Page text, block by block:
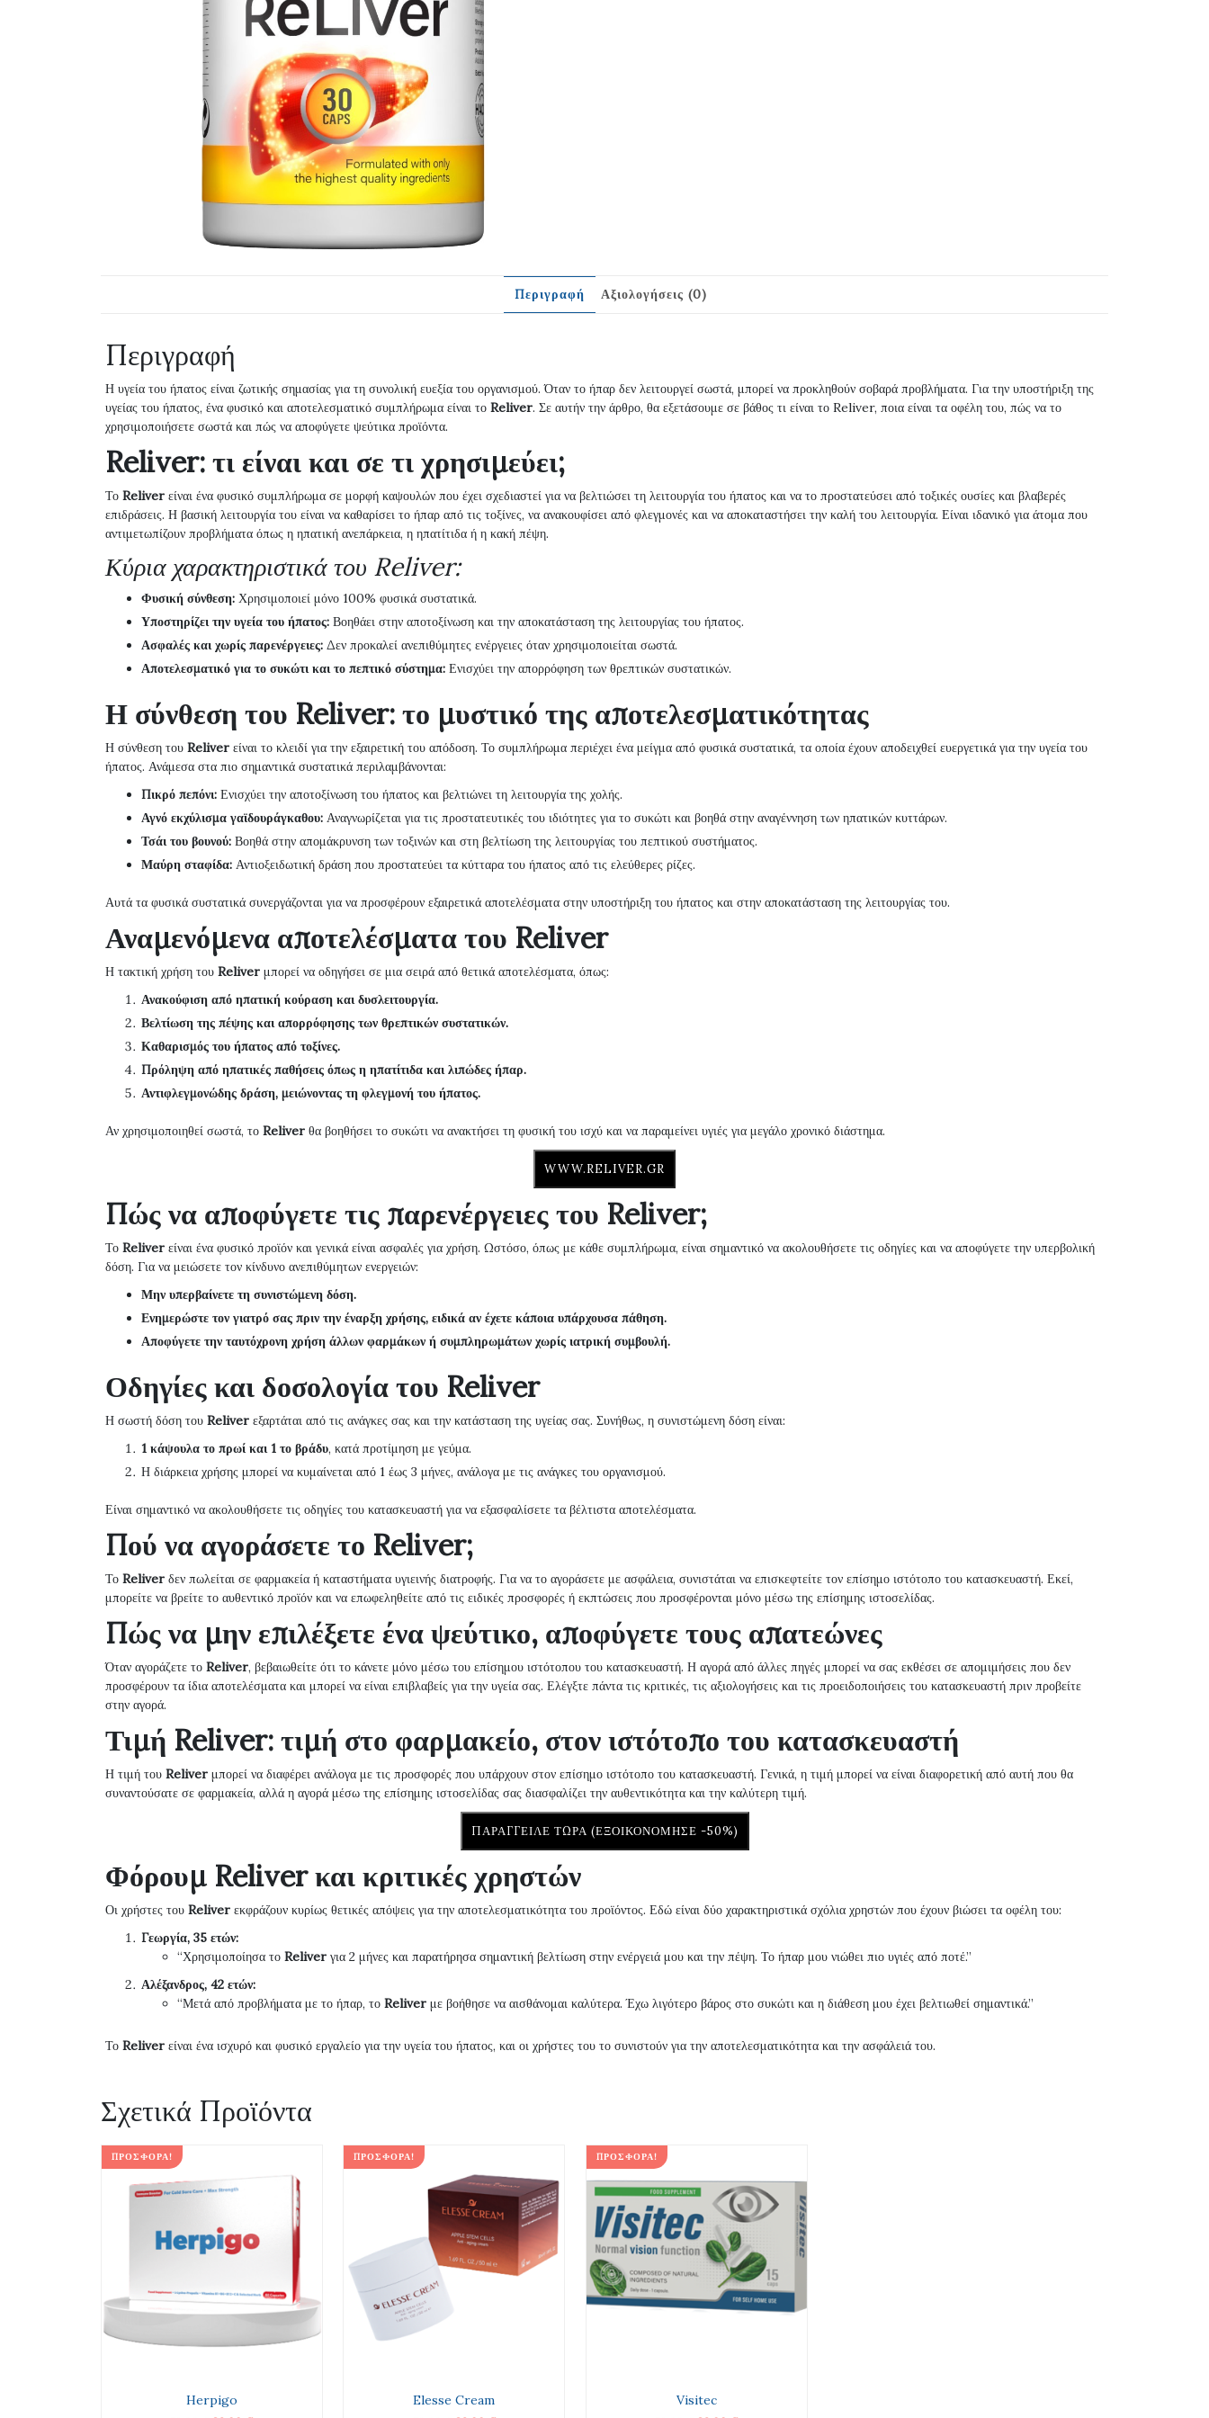
Περιγραφή Αξιολογήσεις (0)
Περιγραφή
Η υγεία του ήπατος είναι ζωτικής σημασίας για τη συνολική ευεξία του οργανισμού. Όταν το ήπαρ δεν λειτουργεί σωστά, μπορεί να προκληθούν σοβαρά προβλήματα. Για την υποστήριξη της
υγείας του ήπατος, ένα φυσικό και αποτελεσματικό συμπλήρωμα είναι το Reliver. Σε αυτήν την άρθρο, θα εξετάσουμε σε βάθος τι είναι το Reliver, ποια είναι τα οφέλη του, πώς να το
χρησιμοποιήσετε σωστά και πώς να αποφύγετε ψεύτικα προϊόντα.
Reliver: τι είναι και σε τι χρησιμεύει;
Το Reliver είναι ένα φυσικό συμπλήρωμα σε μορφή καψουλών που έχει σχεδιαστεί για να βελτιώσει τη λειτουργία του ήπατος και να το προστατεύσει από τοξικές ουσίες και βλαβερές
επιδράσεις. Η βασική λειτουργία του είναι να καθαρίσει το ήπαρ από τις τοξίνες, να ανακουφίσει από φλεγμονές και να αποκαταστήσει την καλή του λειτουργία. Είναι ιδανικό για άτομα που
αντιμετωπίζουν προβλήματα όπως η ηπατική ανεπάρκεια, η ηπατίτιδα ή η κακή πέψη.
Κύρια χαρακτηριστικά του Reliver:
Φυσική σύνθεση: Χρησιμοποιεί μόνο 100% φυσικά συστατικά.
Υποστηρίζει την υγεία του ήπατος: Βοηθάει στην αποτοξίνωση και την αποκατάσταση της λειτουργίας του ήπατος.
Ασφαλές και χωρίς παρενέργειες: Δεν προκαλεί ανεπιθύμητες ενέργειες όταν χρησιμοποιείται σωστά.
Αποτελεσματικό για το συκώτι και το πεπτικό σύστημα: Ενισχύει την απορρόφηση των θρεπτικών συστατικών.
Η σύνθεση του Reliver: το μυστικό της αποτελεσματικότητας
Η σύνθεση του Reliver είναι το κλειδί για την εξαιρετική του απόδοση. Το συμπλήρωμα περιέχει ένα μείγμα από φυσικά συστατικά, τα οποία έχουν αποδειχθεί ευεργετικά για την υγεία του
ήπατος. Ανάμεσα στα πιο σημαντικά συστατικά περιλαμβάνονται:
Πικρό πεπόνι: Ενισχύει την αποτοξίνωση του ήπατος και βελτιώνει τη λειτουργία της χολής.
Αγνό εκχύλισμα γαϊδουράγκαθου: Αναγνωρίζεται για τις προστατευτικές του ιδιότητες για το συκώτι και βοηθά στην αναγέννηση των ηπατικών κυττάρων.
Τσάι του βουνού: Βοηθά στην απομάκρυνση των τοξινών και στη βελτίωση της λειτουργίας του πεπτικού συστήματος.
Μαύρη σταφίδα: Αντιοξειδωτική δράση που προστατεύει τα κύτταρα του ήπατος από τις ελεύθερες ρίζες.
Αυτά τα φυσικά συστατικά συνεργάζονται για να προσφέρουν εξαιρετικά αποτελέσματα στην υποστήριξη του ήπατος και στην αποκατάσταση της λειτουργίας του.
Αναμενόμενα αποτελέσματα του Reliver
Η τακτική χρήση του Reliver μπορεί να οδηγήσει σε μια σειρά από θετικά αποτελέσματα, όπως:
Ανακούφιση από ηπατική κούραση και δυσλειτουργία.
Βελτίωση της πέψης και απορρόφησης των θρεπτικών συστατικών.
Καθαρισμός του ήπατος από τοξίνες.
Πρόληψη από ηπατικές παθήσεις όπως η ηπατίτιδα και λιπώδες ήπαρ.
Αντιφλεγμονώδης δράση, μειώνοντας τη φλεγμονή του ήπατος.
Αν χρησιμοποιηθεί σωστά, το Reliver θα βοηθήσει το συκώτι να ανακτήσει τη φυσική του ισχύ και να παραμείνει υγιές για μεγάλο χρονικό διάστημα.
WWW.RELIVER.GR
Πώς να αποφύγετε τις παρενέργειες του Reliver;
Το Reliver είναι ένα φυσικό προϊόν και γενικά είναι ασφαλές για χρήση. Ωστόσο, όπως με κάθε συμπλήρωμα, είναι σημαντικό να ακολουθήσετε τις οδηγίες και να αποφύγετε την υπερβολική
δόση. Για να μειώσετε τον κίνδυνο ανεπιθύμητων ενεργειών:
Μην υπερβαίνετε τη συνιστώμενη δόση.
Ενημερώστε τον γιατρό σας πριν την έναρξη χρήσης, ειδικά αν έχετε κάποια υπάρχουσα πάθηση.
Αποφύγετε την ταυτόχρονη χρήση άλλων φαρμάκων ή συμπληρωμάτων χωρίς ιατρική συμβουλή.
Οδηγίες και δοσολογία του Reliver
Η σωστή δόση του Reliver εξαρτάται από τις ανάγκες σας και την κατάσταση της υγείας σας. Συνήθως, η συνιστώμενη δόση είναι:
1 κάψουλα το πρωί και 1 το βράδυ, κατά προτίμηση με γεύμα.
Η διάρκεια χρήσης μπορεί να κυμαίνεται από 1 έως 3 μήνες, ανάλογα με τις ανάγκες του οργανισμού.
Είναι σημαντικό να ακολουθήσετε τις οδηγίες του κατασκευαστή για να εξασφαλίσετε τα βέλτιστα αποτελέσματα.
Πού να αγοράσετε το Reliver;
Το Reliver δεν πωλείται σε φαρμακεία ή καταστήματα υγιεινής διατροφής. Για να το αγοράσετε με ασφάλεια, συνιστάται να επισκεφτείτε τον επίσημο ιστότοπο του κατασκευαστή. Εκεί,
μπορείτε να βρείτε το αυθεντικό προϊόν και να επωφεληθείτε από τις ειδικές προσφορές ή εκπτώσεις που προσφέρονται μόνο μέσω της επίσημης ιστοσελίδας.
Πώς να μην επιλέξετε ένα ψεύτικο, αποφύγετε τους απατεώνες
Όταν αγοράζετε το Reliver, βεβαιωθείτε ότι το κάνετε μόνο μέσω του επίσημου ιστότοπου του κατασκευαστή. Η αγορά από άλλες πηγές μπορεί να σας εκθέσει σε απομιμήσεις που δεν
προσφέρουν τα ίδια αποτελέσματα και μπορεί να είναι επιβλαβείς για την υγεία σας. Ελέγξτε πάντα τις κριτικές, τις αξιολογήσεις και τις προειδοποιήσεις του κατασκευαστή πριν προβείτε
στην αγορά.
Τιμή Reliver: τιμή στο φαρμακείο, στον ιστότοπο του κατασκευαστή
Η τιμή του Reliver μπορεί να διαφέρει ανάλογα με τις προσφορές που υπάρχουν στον επίσημο ιστότοπο του κατασκευαστή. Γενικά, η τιμή μπορεί να είναι διαφορετική από αυτή που θα
συναντούσατε σε φαρμακεία, αλλά η αγορά μέσω της επίσημης ιστοσελίδας σας διασφαλίζει την αυθεντικότητα και την καλύτερη τιμή.
ΠΑΡΆΓΓΕΙΛΕ ΤΏΡΑ (ΕΞΟΙΚΟΝΌΜΗΣΕ -50%)
Φόρουμ Reliver και κριτικές χρηστών
Οι χρήστες του Reliver εκφράζουν κυρίως θετικές απόψεις για την αποτελεσματικότητα του προϊόντος. Εδώ είναι δύο χαρακτηριστικά σχόλια χρηστών που έχουν βιώσει τα οφέλη του:
Γεωργία, 35 ετών:
“Χρησιμοποίησα το Reliver για 2 μήνες και παρατήρησα σημαντική βελτίωση στην ενέργειά μου και την πέψη. Το ήπαρ μου νιώθει πιο υγιές από ποτέ.”
Αλέξανδρος, 42 ετών:
“Μετά από προβλήματα με το ήπαρ, το Reliver με βοήθησε να αισθάνομαι καλύτερα. Έχω λιγότερο βάρος στο συκώτι και η διάθεση μου έχει βελτιωθεί σημαντικά.”
Το Reliver είναι ένα ισχυρό και φυσικό εργαλείο για την υγεία του ήπατος, και οι χρήστες του το συνιστούν για την αποτελεσματικότητα και την ασφάλειά του.
Σχετικά Προϊόντα
ΠΡΟΣΦΟΡΆ!
Herpigo
ΠΡΟΣΦΟΡΆ!
Elesse Cream
ΠΡΟΣΦΟΡΆ!
Visitec